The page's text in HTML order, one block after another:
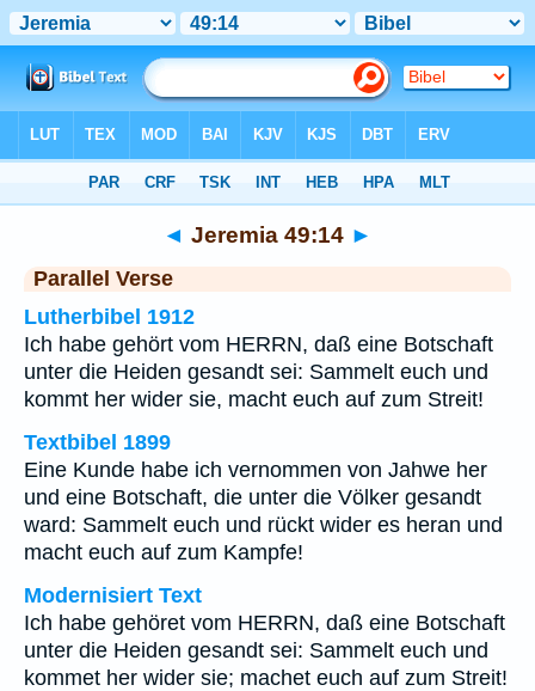
◄ Jeremia 49:14 ►
Parallel Verse
Lutherbibel 1912
Ich habe gehört vom HERRN, daß eine Botschaft
unter die Heiden gesandt sei: Sammelt euch und
kommt her wider sie, macht euch auf zum Streit!
Textbibel 1899
Eine Kunde habe ich vernommen von Jahwe her
und eine Botschaft, die unter die Völker gesandt
ward: Sammelt euch und rückt wider es heran und
macht euch auf zum Kampfe!
Modernisiert Text
Ich habe gehöret vom HERRN, daß eine Botschaft
unter die Heiden gesandt sei: Sammelt euch und
kommet her wider sie; machet euch auf zum Streit!